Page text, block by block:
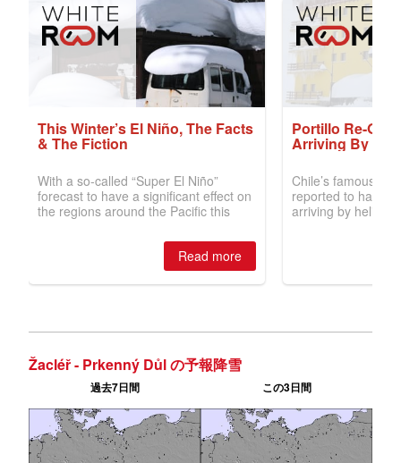
Žacléř - Prkenný Důl の予報降雪
過去7日間 この3日間